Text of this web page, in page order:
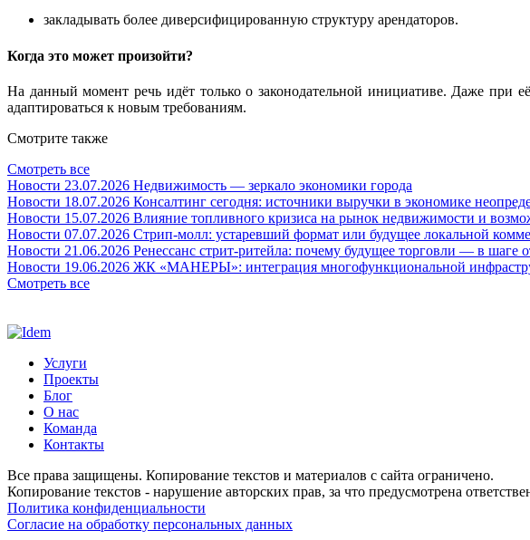
закладывать более диверсифицированную структуру арендаторов.
Когда это может произойти?
На данный момент речь идёт только о законодательной инициативе. Даже при
адаптироваться к новым требованиям.
Смотрите также
Смотреть все
Новости 23.07.2026 Недвижимость — зеркало экономики города
Новости 18.07.2026 Консалтинг сегодня: источники выручки в экономике
Новости 15.07.2026 Влияние топливного кризиса на рынок недвижимости и
Новости 07.07.2026 Стрип-молл: устаревший формат или будущее локальной
Новости 21.06.2026 Ренессанс стрит-ритейла: почему будущее торговли — в шаге
Новости 19.06.2026 ЖК «МАНЕРЫ»: интеграция многофункциональной
Смотреть все
Услуги
Проекты
Блог
О нас
Команда
Контакты
Все права защищены. Копирование текстов и материалов с сайта ограничено.
Копирование текстов - нарушение авторских прав, за что предусмотрена
Политика конфиденциальности
Согласие на обработку персональных данных